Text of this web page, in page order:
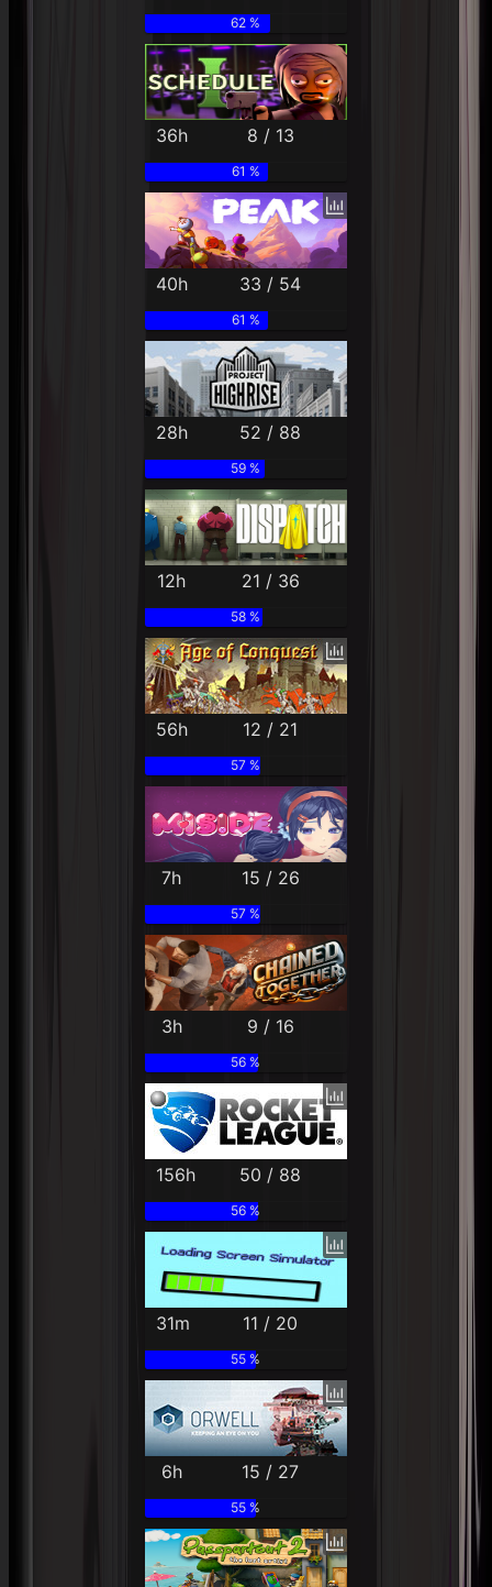
62 %
36h 8 / 13
61 %
40h 33 / 54
61 %
28h 52 / 88
59 %
12h 21 / 36
58 %
56h 12 / 21
57 %
7h 15 / 26
57 %
3h 9 / 16
56 %
156h 50 / 88
56 %
31m 11 / 20
55 %
6h 15 / 27
55 %